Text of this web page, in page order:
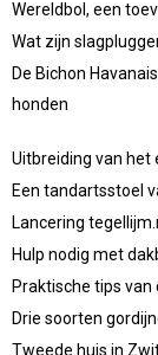
Wereldbol, een
Wat zijn
De Bichon
honden
Uitbreiding van het
Een tandartsstoel
Lancering
Hulp nodig met
Praktische tips
Drie soorten
Tweede huis in